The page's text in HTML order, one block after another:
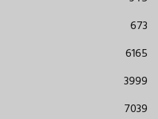
673
6165
3999
7039